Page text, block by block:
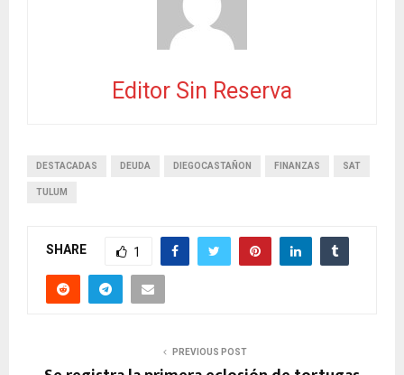
Editor Sin Reserva
DESTACADAS DEUDA DIEGOCASTAÑON FINANZAS SAT
TULUM
SHARE 1
PREVIOUS POST